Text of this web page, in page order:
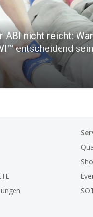
ABI nicht reicht:
entscheidend sein